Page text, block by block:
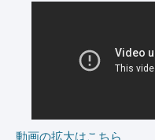
動画の拡大はこちら